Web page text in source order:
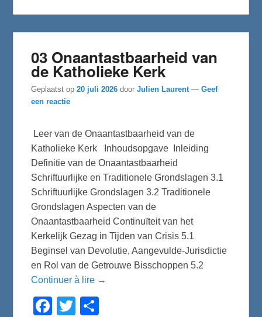
03 Onaantastbaarheid van
de Katholieke Kerk
Geplaatst op20 juli 2026 doorJulien Laurent —Geef
een reactie
Leer van de Onaantastbaarheid van de
Katholieke Kerk Inhoudsopgave Inleiding
Definitie van de Onaantastbaarheid
Schriftuurlijke en Traditionele Grondslagen 3.1
Schriftuurlijke Grondslagen 3.2 Traditionele
Grondslagen Aspecten van de
Onaantastbaarheid Continuïteit van het
Kerkelijk Gezag in Tijden van Crisis 5.1
Beginsel van Devolutie, Aangevulde-Jurisdictie
en Rol van de Getrouwe Bisschoppen 5.2
Continuer à lire →
F
T